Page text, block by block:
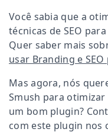
Você sabia que a
técnicas de SEO
Quer saber mais
usar Branding e
Mas agora, nós
Smush para otimizar
um bom plugin?
com este plugin nos